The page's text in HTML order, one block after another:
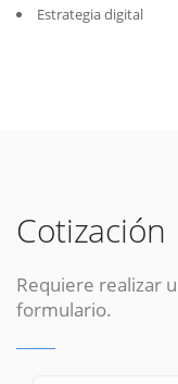
Estrategia digital
Cotización
Requiere realizar
formulario.